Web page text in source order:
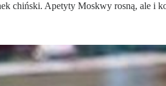
chiński. Apetyty Moskwy rosną, ale i